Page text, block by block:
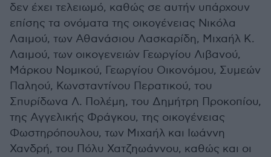
δεν έχει τελειωμό, καθώς σε αυτήν υπάρχουν
επίσης τα ονόματα της οικογένειας Νικόλα
Λαιμού, των Αθανάσιου Λασκαρίδη, Μιχαήλ Κ.
Λαιμού, των οικογενειών Γεωργίου Λιβανού,
Μάρκου Νομικού, Γεωργίου Οικονόμου, Συμεών
Παληού, Κωνσταντίνου Περατικού, του
Σπυρίδωνα Λ. Πολέμη, του Δημήτρη Προκοπίου,
της Αγγελικής Φράγκου, της οικογένειας
Φωστηρόπουλου, των Μιχαήλ και Ιωάννη
Χανδρή, του Πόλυ Χατζηωάννου, καθώς και οι